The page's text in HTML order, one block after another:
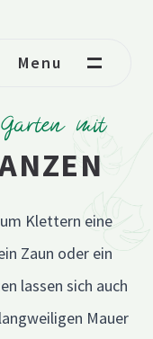
Menu
mit
Klettern eine
Zaun oder ein
lassen sich auch
Mauer